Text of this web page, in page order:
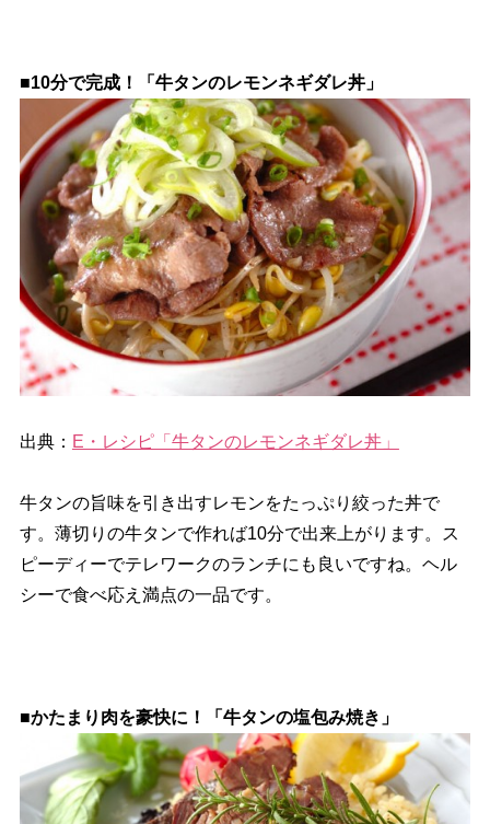
■10分で完成！「牛タンのレモンネギダレ丼」
出典： E・レシピ「牛タンのレモンネギダレ丼」
牛タンの旨味を引き出すレモンをたっぷり絞った丼で
す。薄切りの牛タンで作れば10分で出来上がります。ス
ピーディーでテレワークのランチにも良いですね。ヘル
シーで食べ応え満点の一品です。
■かたまり肉を豪快に！「牛タンの塩包み焼き」